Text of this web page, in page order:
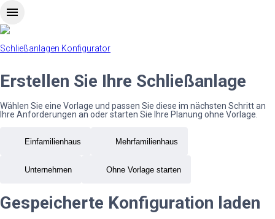
menu
Schließanlagen Konfigurator
Erstellen Sie Ihre Schließanlage
Wählen Sie eine Vorlage und passen Sie diese im nächsten Schritt an
Ihre Anforderungen an oder starten Sie Ihre Planung ohne Vorlage.
Einfamilienhaus Mehrfamilienhaus
Unternehmen Ohne Vorlage starten
Gespeicherte Konfiguration laden